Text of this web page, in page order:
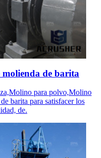
de barita
para polvo,Molino
barita para satisfacer los
de.